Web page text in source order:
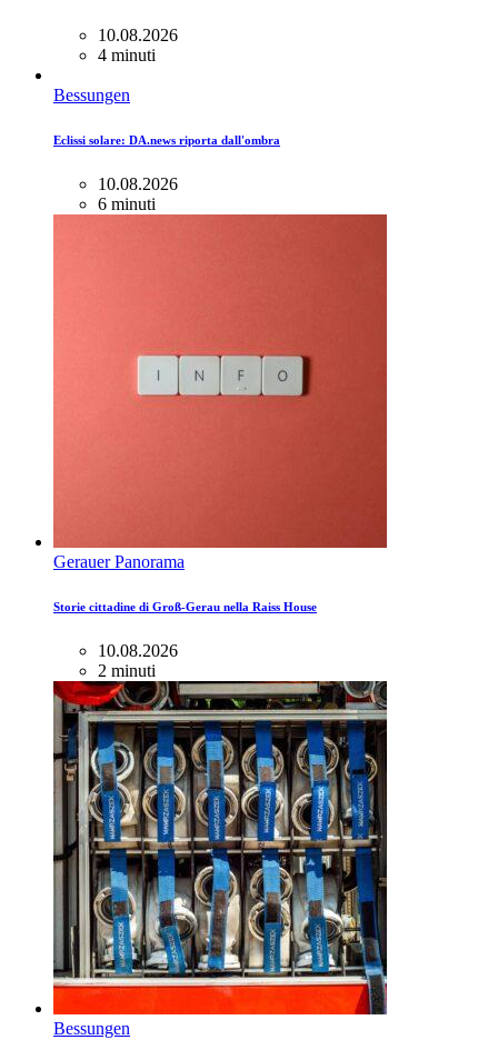
10.08.2026
4 minuti
Bessungen
Eclissi solare: DA.news riporta dall'ombra
10.08.2026
6 minuti
Gerauer Panorama
Storie cittadine di Groß-Gerau nella Raiss House
10.08.2026
2 minuti
Bessungen